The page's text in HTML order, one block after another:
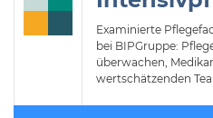
Examinierte
bei BIPGruppe:
überwachen,
wertschätzenden